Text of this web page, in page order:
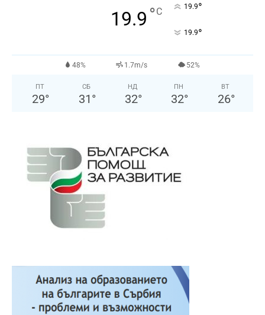
19.9 °C 19.9°
19.9°
48% 1.7m/s 52%
ПТ
29°
СБ
31 °
НД
32°
ПН
32°
ВТ
26°